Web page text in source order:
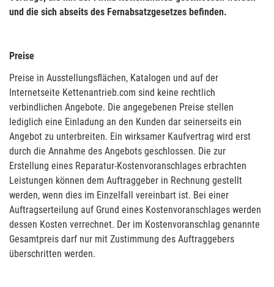
und die sich abseits des Fernabsatzgesetzes befinden.
Preise
Preise in Ausstellungsflächen, Katalogen und auf der
Internetseite Kettenantrieb.com sind keine rechtlich
verbindlichen Angebote. Die angegebenen Preise stellen
lediglich eine Einladung an den Kunden dar seinerseits ein
Angebot zu unterbreiten. Ein wirksamer Kaufvertrag wird erst
durch die Annahme des Angebots geschlossen. Die zur
Erstellung eines Reparatur-Kostenvoranschlages erbrachten
Leistungen können dem Auftraggeber in Rechnung gestellt
werden, wenn dies im Einzelfall vereinbart ist. Bei einer
Auftragserteilung auf Grund eines Kostenvoranschlages werden
dessen Kosten verrechnet. Der im Kostenvoranschlag genannte
Gesamtpreis darf nur mit Zustimmung des Auftraggebers
überschritten werden.